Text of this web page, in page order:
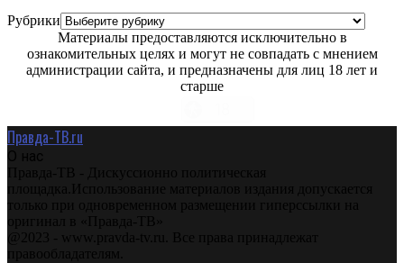
Рубрики
Материалы предоставляются исключительно в
ознакомительных целях и могут не совпадать с мнением
администрации сайта, и предназначены для лиц 18 лет и
старше
Правда-ТВ.ru
О нас
Правда-ТВ - Дискуссионно политическая
площадка.Использование материалов издания допускается
только при одновременном размещении гиперссылки на
оригинал в «Правда-ТВ»
@2023 - www.pravda-tv.ru. Все права принадлежат
правообладателям.